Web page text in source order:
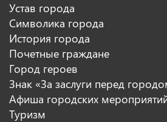
Устав города
Символика города
История города
Почетные граждане
Город героев
Знак «За заслуги перед
Афиша городских
Туризм